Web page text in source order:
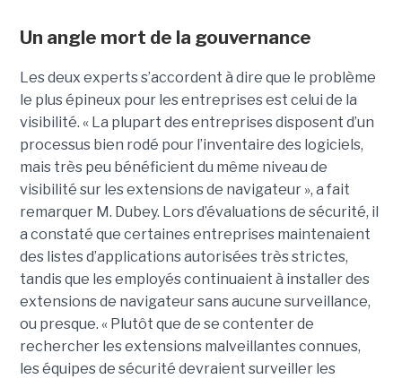
Un angle mort de la gouvernance
Les deux experts s’accordent à dire que le problème
le plus épineux pour les entreprises est celui de la
visibilité. « La plupart des entreprises disposent d’un
processus bien rodé pour l’inventaire des logiciels,
mais très peu bénéficient du même niveau de
visibilité sur les extensions de navigateur », a fait
remarquer M. Dubey. Lors d’évaluations de sécurité, il
a constaté que certaines entreprises maintenaient
des listes d’applications autorisées très strictes,
tandis que les employés continuaient à installer des
extensions de navigateur sans aucune surveillance,
ou presque. « Plutôt que de se contenter de
rechercher les extensions malveillantes connues,
les équipes de sécurité devraient surveiller les